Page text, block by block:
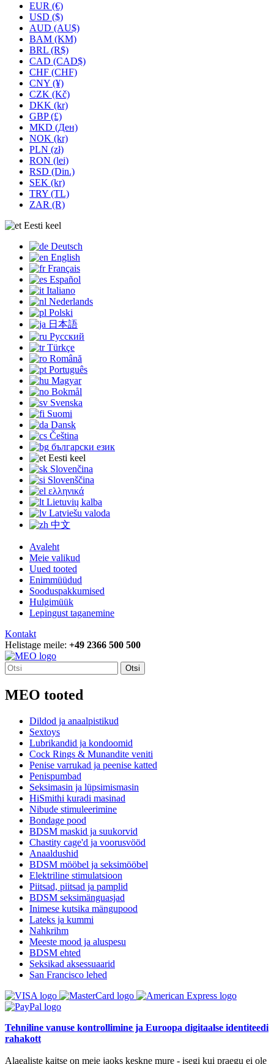
EUR (€)
USD ($)
AUD (AU$)
BAM (KM)
BRL (R$)
CAD (CAD$)
CHF (CHF)
CNY (¥)
CZK (Kč)
DKK (kr)
GBP (£)
MKD (Ден)
NOK (kr)
PLN (zł)
RON (lei)
RSD (Din.)
SEK (kr)
TRY (TL)
ZAR (R)
Eesti keel
Deutsch
English
Français
Español
Italiano
Nederlands
Polski
日本語
Русский
Türkçe
Română
Português
Magyar
Bokmål
Svenska
Suomi
Dansk
Čeština
български език
Eesti keel
Slovenčina
Slovenščina
ελληνικά
Lietuvių kalba
Latviešu valoda
中文
Avaleht
Meie valikud
Uued tooted
Enimmüüdud
Sooduspakkumised
Hulgimüük
Lepingust taganemine
Kontakt
Helistage meile: +49 2366 500 500
Otsi
MEO tooted
Dildod ja anaalpistikud
Sextoys
Lubrikandid ja kondoomid
Cock Rings & Munandite veniti
Penise varrukad ja peenise katted
Penispumbad
Seksimasin ja lüpsimismasin
HiSmithi kuradi masinad
Nibude stimuleerimine
Bondage pood
BDSM maskid ja suukorvid
Chastity cage'd ja voorusvööd
Anaaldushid
BDSM mööbel ja seksimööbel
Elektriline stimulatsioon
Piitsad, piitsad ja pamplid
BDSM seksimänguasjad
Inimese kutsika mängupood
Lateks ja kummi
Nahkrihm
Meeste mood ja aluspesu
BDSM ehted
Seksikad aksessuaarid
San Francisco lehed
Tehniline vanuse kontrollimine ja Euroopa digitaalse identiteedi
rahakott
Alaealiste kaitse on meie jaoks keskne mure - isegi kui praegu ei ole